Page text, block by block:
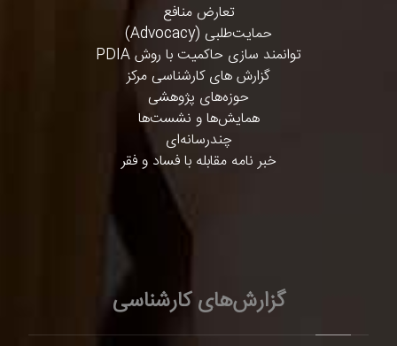
تعارض منافع
حمایت‌طلبی (Advocacy)
توانمند سازی حاکمیت با روش PDIA
گزارش های کارشناسی مرکز
حوزه‌های پژوهشی
همایش‌ها و نشست‌ها
چندرسانه‌ای
خبر نامه مقابله با فساد و فقر
گزارش‌های کارشناسی